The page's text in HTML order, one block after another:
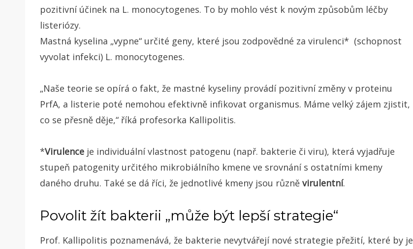
pozitivní účinek na L. monocytogenes. To by mohlo vést k novým způsobům léčby
listeriózy.
Mastná kyselina „vypne“ určité geny, které jsou zodpovědné za virulenci* (schopnost
vyvolat infekci) L. monocytogenes.
„Naše teorie se opírá o fakt, že mastné kyseliny provádí pozitivní změny v proteinu
PrfA, a listerie poté nemohou efektivně infikovat organismus. Máme velký zájem zjistit,
co se přesně děje,“ říká profesorka Kallipolitis.
*Virulence je individuální vlastnost patogenu (např. bakterie či viru), která vyjadřuje
stupeň patogenity určitého mikrobiálního kmene ve srovnání s ostatními kmeny
daného druhu. Také se dá říci, že jednotlivé kmeny jsou různě virulentní.
Povolit žít bakterii „může být lepší strategie“
Prof. Kallipolitis poznamenává, že bakterie nevytvářejí nové strategie přežití, které by je